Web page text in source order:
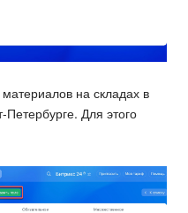
на складах в
Для этого